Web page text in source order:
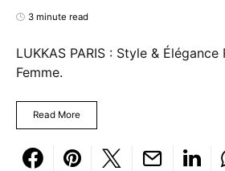
3 minute read
LUKKAS PARIS : Style &
Femme.
Read More